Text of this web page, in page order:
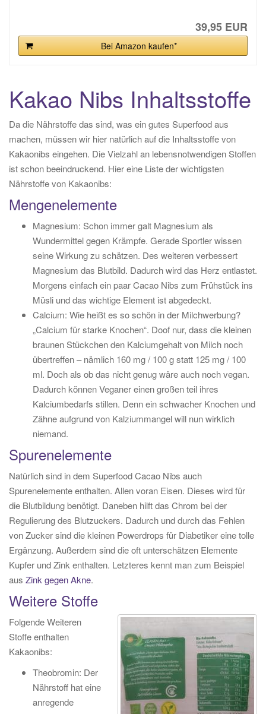
39,95 EUR
Bei Amazon kaufen*
Kakao Nibs Inhaltsstoffe
Da die Nährstoffe das sind, was ein gutes Superfood aus
machen, müssen wir hier natürlich auf die Inhaltsstoffe von
Kakaonibs eingehen. Die Vielzahl an lebensnotwendigen Stoffen
ist schon beeindruckend. Hier eine Liste der wichtigsten
Nährstoffe von Kakaonibs:
Mengenelemente
Magnesium: Schon immer galt Magnesium als
Wundermittel gegen Krämpfe. Gerade Sportler wissen
seine Wirkung zu schätzen. Des weiteren verbessert
Magnesium das Blutbild. Dadurch wird das Herz entlastet.
Morgens einfach ein paar Cacao Nibs zum Frühstück ins
Müsli und das wichtige Element ist abgedeckt.
Calcium: Wie heißt es so schön in der Milchwerbung?
„Calcium für starke Knochen“. Doof nur, dass die kleinen
braunen Stückchen den Kalciumgehalt von Milch noch
übertreffen – nämlich 160 mg / 100 g statt 125 mg / 100
ml. Doch als ob das nicht genug wäre auch noch vegan.
Dadurch können Veganer einen großen teil ihres
Kalciumbedarfs stillen. Denn ein schwacher Knochen und
Zähne aufgrund von Kalziummangel will nun wirklich
niemand.
Spurenelemente
Natürlich sind in dem Superfood Cacao Nibs auch
Spurenelemente enthalten. Allen voran Eisen. Dieses wird für
die Blutbildung benötigt. Daneben hilft das Chrom bei der
Regulierung des Blutzuckers. Dadurch und durch das Fehlen
von Zucker sind die kleinen Powerdrops für Diabetiker eine tolle
Ergänzung. Außerdem sind die oft unterschätzen Elemente
Kupfer und Zink enthalten. Letzteres kennt man zum Beispiel
aus Zink gegen Akne.
Weitere Stoffe
Folgende Weiteren
Stoffe enthalten
Kakaonibs:
Theobromin: Der
Nährstoff hat eine
anregende